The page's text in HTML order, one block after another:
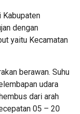
Kabupaten
dengan
yaitu Kecamatan
berawan. Suhu
udara
dari arah
05 – 20